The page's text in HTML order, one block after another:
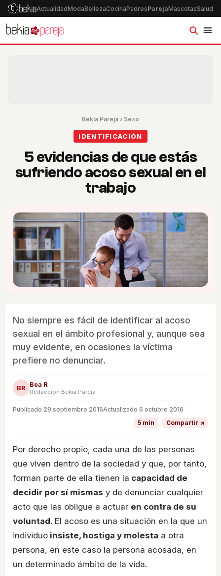
ActualidadModaBellezaCocinaPadresParejaMascotasSalud
Bekia Pareja › Sexo
IDENTIFICACIÓN
5 evidencias de que estás
sufriendo acoso sexual en el
trabajo
No siempre es fácil de identificar al acoso
sexual en el ámbito profesional y, aunque sea
muy evidente, en ocasiones la víctima
prefiere no denunciar.
BR Bea R
Redacción Bekia Pareja
Publicado 29 septiembre 2016Actualizado 6 octubre 2016
5 min
Compartir ↗
Por derecho propio, cada una de las personas
que viven dentro de la sociedad y que, por tanto,
forman parte de ella tienen la capacidad de
decidir por sí mismas y de denunciar cualquier
acto que las obligue a actuar en contra de su
voluntad. El acoso es una situación en la que un
individuo insiste, hostiga y molesta a otra
persona, en este caso la persona acosada, en
un determinado ámbito de la vida.